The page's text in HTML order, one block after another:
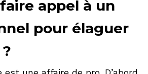
appel à un
pour élaguer